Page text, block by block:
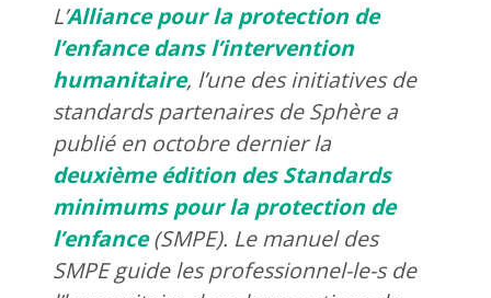
L’Alliance pour la protection de
l’enfance dans l’intervention
humanitaire, l’une des initiatives de
standards partenaires de Sphère a
publié en octobre dernier la
deuxième édition des Standards
minimums pour la protection de
l’enfance(SMPE). Le manuel des
SMPE guide les professionnel-le-s de